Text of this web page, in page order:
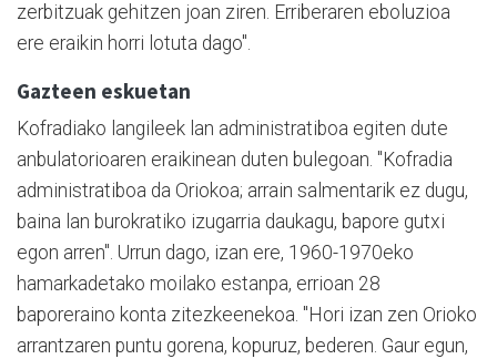
zerbitzuak gehitzen joan ziren. Erriberaren eboluzioa
ere eraikin horri lotuta dago".
Gazteen eskuetan
Kofradiako langileek lan administratiboa egiten dute
anbulatorioaren eraikinean duten bulegoan. "Kofradia
administratiboa da Oriokoa; arrain salmentarik ez dugu,
baina lan burokratiko izugarria daukagu, bapore gutxi
egon arren". Urrun dago, izan ere, 1960-1970eko
hamarkadetako moilako estanpa, errioan 28
baporeraino konta zitezkeenekoa. "Hori izan zen Orioko
arrantzaren puntu gorena, kopuruz, bederen. Gaur egun,